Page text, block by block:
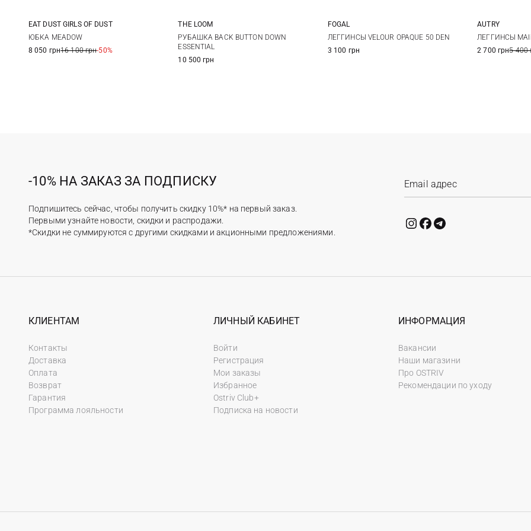
XXS XS
EAT DUST GIRLS OF DUST
ЮБКА MEADOW
8 050 грн16 100 грн-50%
S M
THE LOOM
РУБАШКА BACK BUTTON DOWN
ESSENTIAL
10 500 грн
S M L XL
FOGAL
ЛЕГГИНСЫ VELOUR OPAQUE 50 DEN
3 100 грн
XS
AUTRY
ЛЕГГИНСЫ
2 700 грн5 400
-10% НА ЗАКАЗ ЗА ПОДПИСКУ
Подпишитесь сейчас, чтобы получить скидку 10%* на первый заказ.
Первыми узнайте новости, скидки и распродажи.
*Скидки не суммируются с другими скидками и акционными предложениями.
КЛИЕНТАМ
Контакты
Доставка
Оплата
Возврат
Гарантия
Программа лояльности
ЛИЧНЫЙ КАБИНЕТ
Войти
Регистрация
Мои заказы
Избранное
Ostriv Club+
Подписка на новости
ИНФОРМАЦИЯ
Вакансии
Наши магазини
Про OSTRIV
Рекомендации по уходу